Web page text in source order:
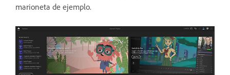
marioneta de ejemplo.